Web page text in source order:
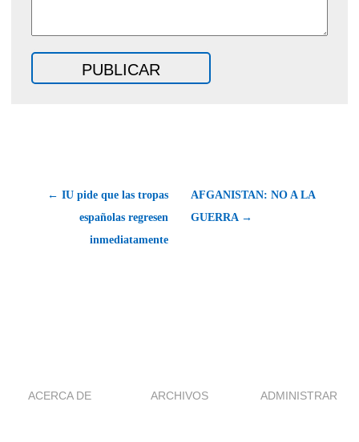
← IU pide que las tropas
españolas regresen
inmediatamente
AFGANISTAN: NO A LA
GUERRA →
ACERCA DE ARCHIVOS ADMINISTRAR